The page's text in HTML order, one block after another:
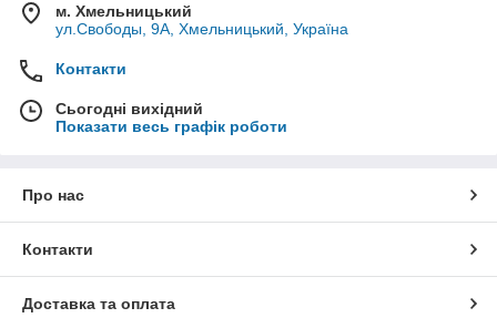
м. Хмельницький
ул.Свободы, 9А, Хмельницький, Україна
Контакти
Сьогодні вихідний
Показати весь графік роботи
Про нас
Контакти
Доставка та оплата